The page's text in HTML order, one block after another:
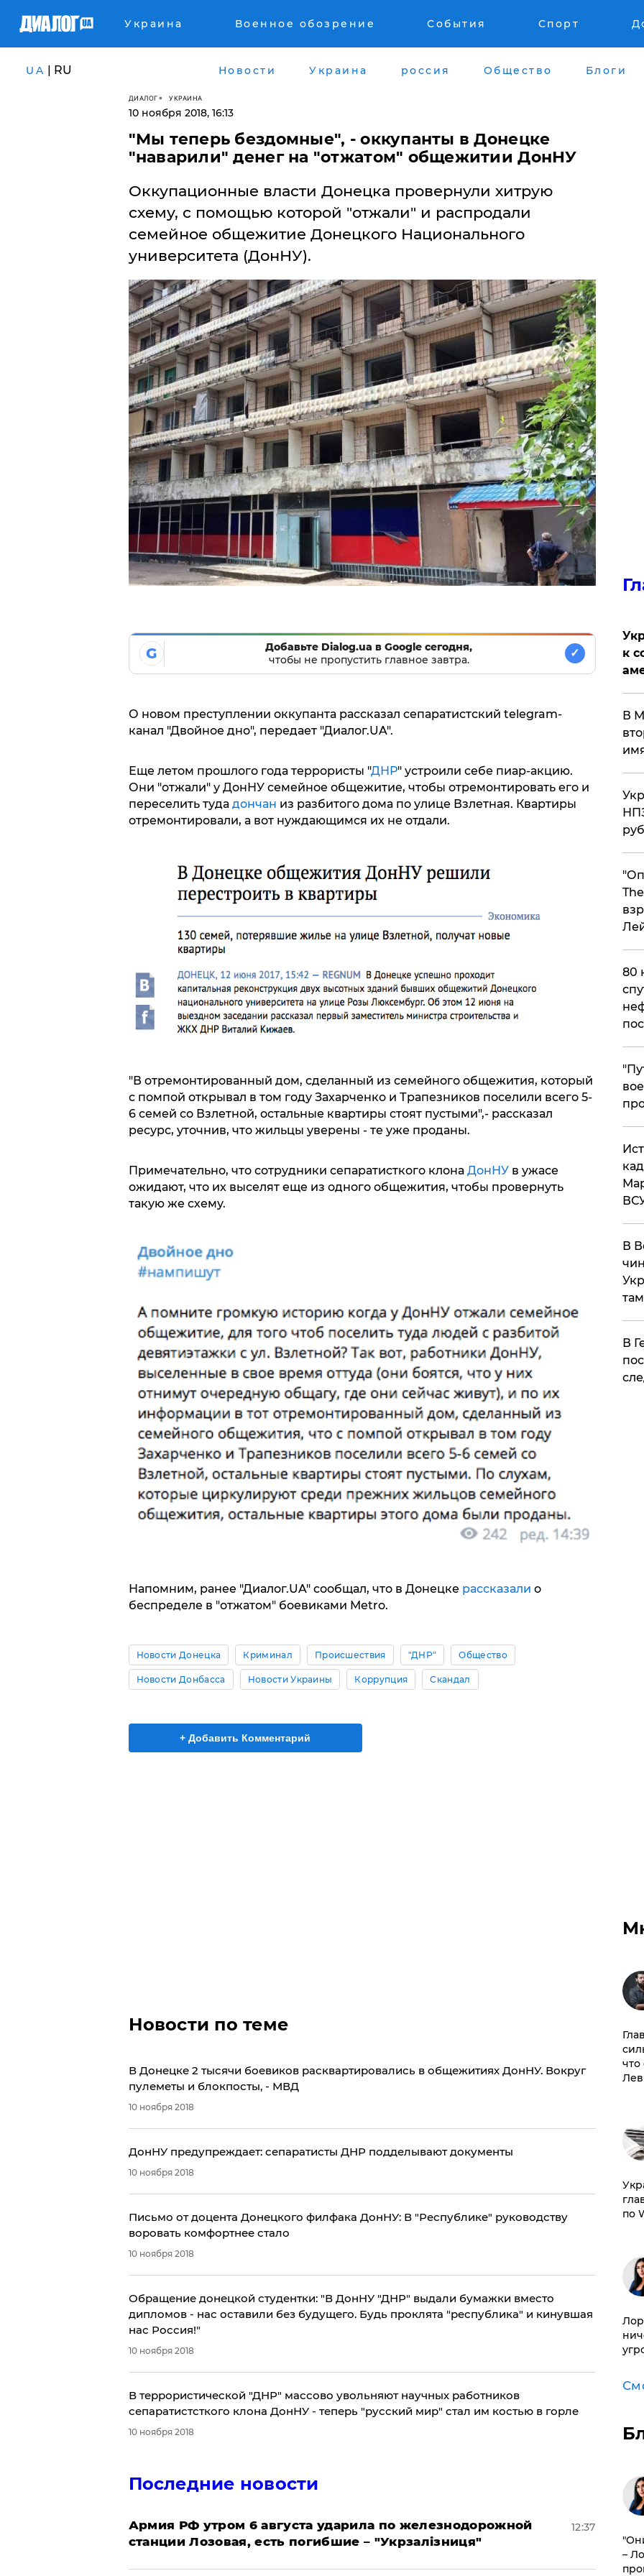
Украина Военное обозрение События Спорт
UA | RU Новости Украина россия Общество Блоги
ДИАЛОГ УКРАИНА
10 ноября 2018, 16:13
​"Мы теперь бездомные", - оккупанты в Донецке
"наварили" денег на "отжатом" общежитии ДонНУ
Оккупационные власти Донецка провернули хитрую
схему, с помощью которой "отжали" и распродали
семейное общежитие Донецкого Национального
университета (ДонНУ).
G
Добавьте Dialog.ua в Google сегодня,
чтобы не пропустить главное завтра.
✓
О новом преступлении оккупанта рассказал сепаратистский telegram-
канал "Двойное дно", передает "Диалог.UA".
Еще летом прошлого года террористы "ДНР" устроили себе пиар-акцию.
Они "отжали" у ДонНУ семейное общежитие, чтобы отремонтировать его и
переселить туда дончан из разбитого дома по улице Взлетная. Квартиры
отремонтировали, а вот нуждающимся их не отдали.
"В отремонтированный дом, сделанный из семейного общежития, который
с помпой открывал в том году Захарченко и Трапезников поселили всего 5-
6 семей со Взлетной, остальные квартиры стоят пустыми",- рассказал
ресурс, уточнив, что жильцы уверены - те уже проданы.
Примечательно, что сотрудники сепаратисткого клона ДонНУв ужасе
ожидают, что их выселят еще из одного общежития, чтобы провернуть
такую же схему.
Напомним, ранее "Диалог.UA" сообщал, что в Донецке рассказали о
беспределе в "отжатом" боевиками Metro.
Новости Донецка Криминал Происшествия "ДНР" Общество
Новости Донбасса Новости Украины Коррупция Скандал
+ Добавить Комментарий
Новости по теме
​В Донецке 2 тысячи боевиков расквартировались в общежитиях ДонНУ. Вокруг
пулеметы и блокпосты, - МВД
10 ноября 2018
ДонНУ предупреждает: сепаратисты ДНР подделывают документы
10 ноября 2018
Письмо от доцента Донецкого филфака ДонНУ: В "Республике" руководству
воровать комфортнее стало
10 ноября 2018
Обращение донецкой студентки: "В ДонНУ "ДНР" выдали бумажки вместо
дипломов - нас оставили без будущего. Будь проклята "республика" и кинувшая
нас Россия!"
10 ноября 2018
В террористической "ДНР" массово увольняют научных работников
сепаратистсткого клона ДонНУ - теперь "русский мир" стал им костью в горле
10 ноября 2018
Последние новости
Армия РФ утром 6 августа ударила по железнодорожной
станции Лозовая, есть погибшие – "Укрзалізниця"
12:37
к
В
80
В
​В
что
по
–